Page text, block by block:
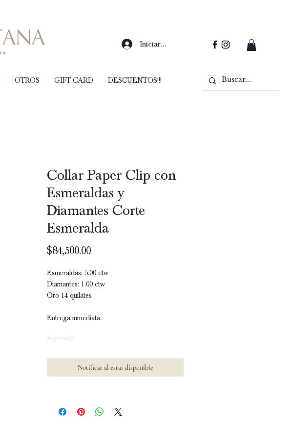
Iniciar sesión
OTROS GIFT CARD DESCUENTOS!!!
Collar Paper Clip con
Esmeraldas y
Diamantes Corte
Esmeralda
$84,500.00Precio
Esmeraldas: 5.00 ctw
Diamantes: 1.00 ctw
Oro 14 quilates
Entrega inmediata
Agotado
Notificar al estar disponible